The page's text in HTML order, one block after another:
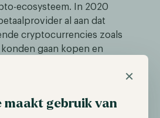
×
maakt gebruik van
ecosysteem. In 2020
al aan dat
cryptocurrencies zoals
gaan kopen en
om hun digitale activa op te
van PayPal biedt dit andere